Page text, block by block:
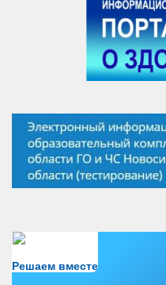
Решаем вместе